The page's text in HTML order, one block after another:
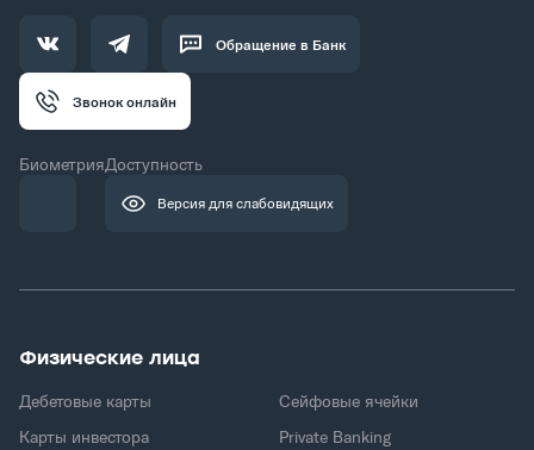
Обращение в Банк
Звонок онлайн
БиометрияДоступность
Версия для слабовидящих
Физические лица
Дебетовые карты
Карты инвестора
Сейфовые ячейки
Private Banking